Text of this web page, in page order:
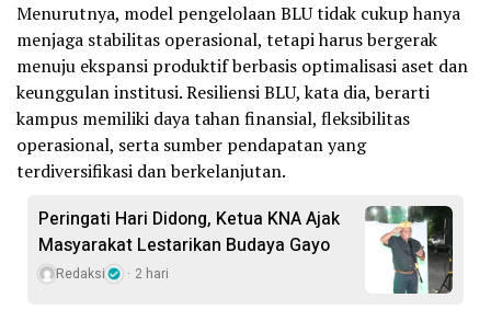
Menurutnya, model pengelolaan BLU tidak cukup hanya
menjaga stabilitas operasional, tetapi harus bergerak
menuju ekspansi produktif berbasis optimalisasi aset dan
keunggulan institusi. Resiliensi BLU, kata dia, berarti
kampus memiliki daya tahan finansial, fleksibilitas
operasional, serta sumber pendapatan yang
terdiversifikasi dan berkelanjutan.
Peringati Hari Didong, Ketua KNA Ajak
Masyarakat Lestarikan Budaya Gayo
Redaksi 2 hari